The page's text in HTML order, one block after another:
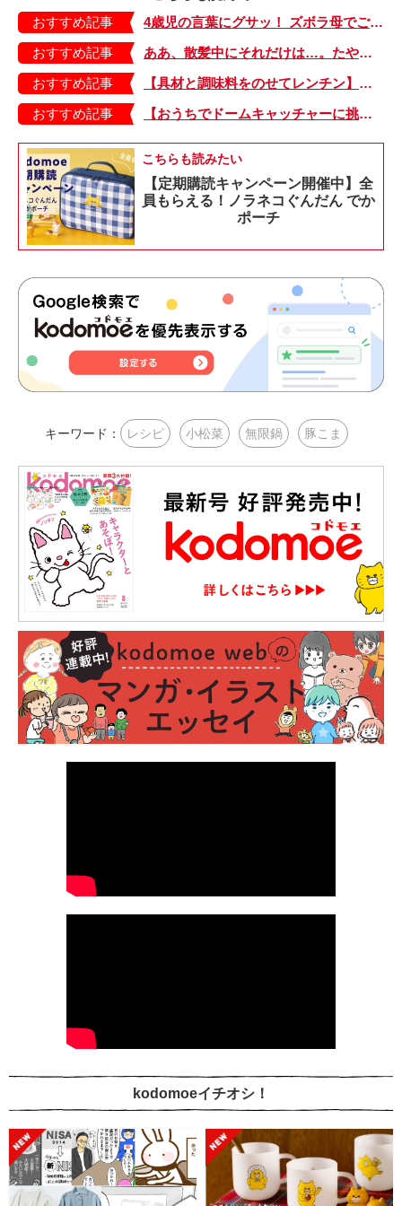
おすすめ記事
4歳児の言葉にグサッ！ ズボラ母でごめんよ…。【もちもち！おもちBOY・10】
おすすめ記事
ああ、散髪中にそれだけは…。たやちゃんのやりたかったこと【今日のたやちゃん・25】
おすすめ記事
【具材と調味料をのせてレンチン】ケチャップ×バターの王道味！「うどんナポリタン」のできあがり♪
おすすめ記事
【おうちでドームキャッチャーに挑戦だ】アンパンマン わくわくドームキャッチャー
こちらも読みたい
【定期購読キャンペーン開催中】全
員もらえる！ノラネコぐんだん でか
ポーチ
キーワード： レシピ 小松菜 無限鍋 豚こま
kodomoeイチオシ！